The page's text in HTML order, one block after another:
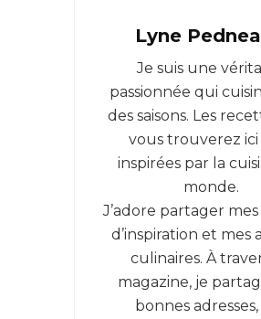
Lyne
Je suis une
passionnée qui
des saisons. Les
vous trouverez ici
inspirées par la
monde.
J’adore partager
d’inspiration et mes
culinaires. À
magazine, je
bonnes